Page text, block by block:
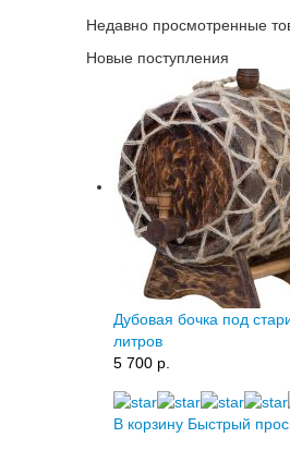
Недавно просмотренные
Новые поступления
Дубовая бочка под
литров
5 700 p.
В корзину Быстрый